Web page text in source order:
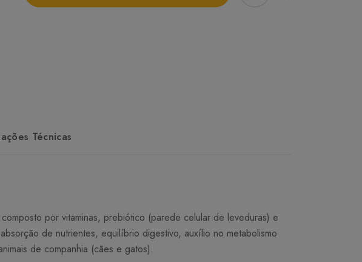
Técnicas
por vitaminas, prebiótico (parede celular de leveduras) e
de nutrientes, equilíbrio digestivo, auxílio no metabolismo
de companhia (cães e gatos).